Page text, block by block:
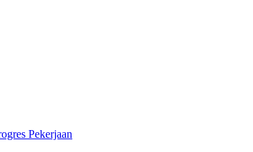
Pekerjaan